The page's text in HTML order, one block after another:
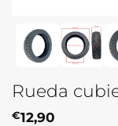
Rueda
€12,90